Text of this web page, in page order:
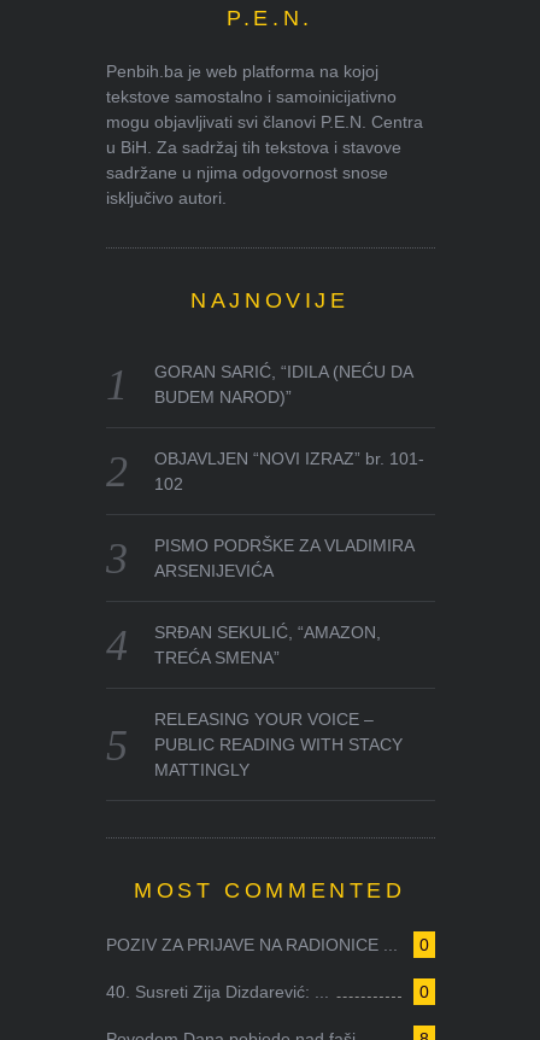
P.E.N.
Penbih.ba je web platforma na kojoj
tekstove samostalno i samoinicijativno
mogu objavljivati svi članovi P.E.N. Centra
u BiH. Za sadržaj tih tekstova i stavove
sadržane u njima odgovornost snose
isključivo autori.
NAJNOVIJE
GORAN SARIĆ, “IDILA (NEĆU DA
BUDEM NAROD)”
OBJAVLJEN “NOVI IZRAZ” br. 101-
102
PISMO PODRŠKE ZA VLADIMIRA
ARSENIJEVIĆA
SRĐAN SEKULIĆ, “AMAZON,
TREĆA SMENA”
RELEASING YOUR VOICE –
PUBLIC READING WITH STACY
MATTINGLY
MOST COMMENTED
0
POZIV ZA PRIJAVE NA RADIONICE ...
0
40. Susreti Zija Dizdarević: ...